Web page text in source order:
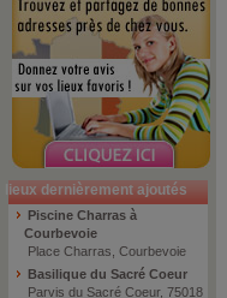
lieux dernièrement ajoutés
Piscine Charras à
Courbevoie
Place Charras, Courbevoie
Basilique du Sacré Coeur
Parvis du Sacré Coeur, 75018